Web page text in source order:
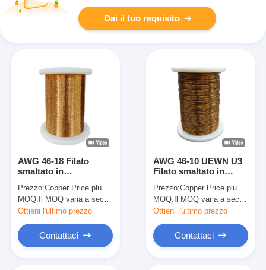
Dai il tuo requisito
AWG 46-18 Filato
smaltato in
temperatura UEWH
pesante per
applicazioni di alta
soldabilità
Prezzo:Copper Price plus Processing Fee plus Freight
MOQ: Il MOQ varia a seconda della dimensione della specifica
Ottieni l'ultimo prezzo
Contattaci
AWG 46-10 UEWN U3
Filato smaltato in
generali di classe
termica 130
Prezzo:Copper Price plus Processing Fee plus Freight
MOQ: Il MOQ varia a seconda della dimensione della specifica
Ottieni l'ultimo prezzo
Contattaci